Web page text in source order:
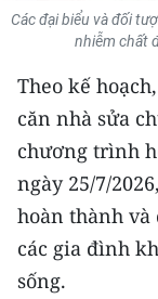
BẠN ĐỌC
TRI THỨC
54 DÂN TỘC
CHƯƠNG
MỘT SẢN PHẨM
Các đại biểu và đối
nhiễm chất
Theo kế
căn nhà sửa
chương trình
ngày 25/7/
hoàn thành và
các gia đình
sống.